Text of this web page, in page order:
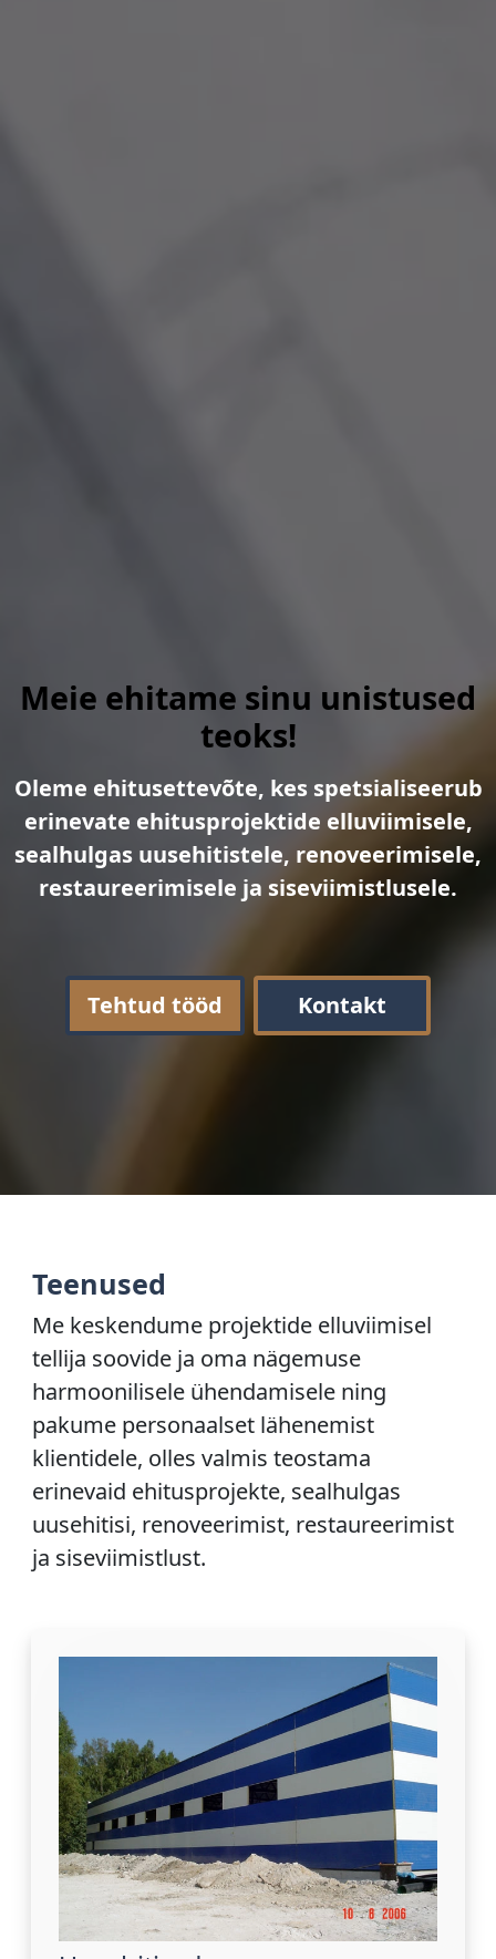
Meie ehitame sinu unistused
teoks!
Oleme ehitusettevõte, kes spetsialiseerub
erinevate ehitusprojektide elluviimisele,
sealhulgas uusehitistele, renoveerimisele,
restaureerimisele ja siseviimistlusele.
Tehtud tööd Kontakt
Teenused
Me keskendume projektide elluviimisel
tellija soovide ja oma nägemuse
harmoonilisele ühendamisele ning
pakume personaalset lähenemist
klientidele, olles valmis teostama
erinevaid ehitusprojekte, sealhulgas
uusehitisi, renoveerimist, restaureerimist
ja siseviimistlust.